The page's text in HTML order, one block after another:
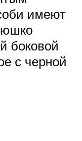
имеют
боковой
с черной